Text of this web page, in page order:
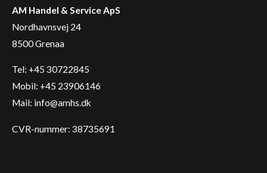
AM Handel & Service ApS
Nordhavnsvej 24
8500 Grenaa
Tel: +45 30722845
Mobil: +45 23906146
Mail: info@amhs.dk
CVR-nummer: 38735691